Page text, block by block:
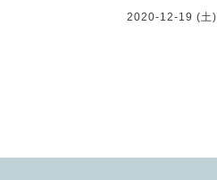
2020-12-19 (土)